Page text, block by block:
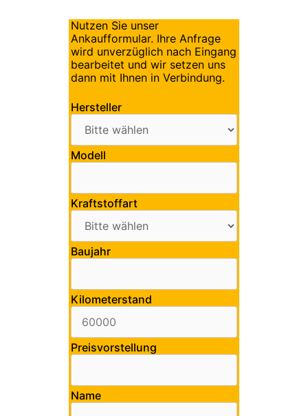
Nutzen Sie unser
Ankaufformular. Ihre Anfrage
wird unverzüglich nach Eingang
bearbeitet und wir setzen uns
dann mit Ihnen in Verbindung.
Hersteller
Modell
Kraftstoffart
Baujahr
Kilometerstand
Preisvorstellung
Name